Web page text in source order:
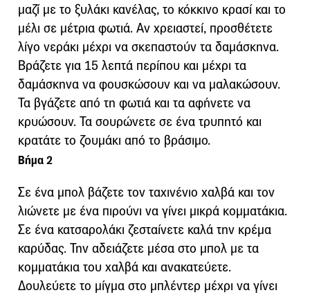
μαζί με το ξυλάκι κανέλας, το κόκκινο κρασί και το
μέλι σε μέτρια φωτιά. Αν χρειαστεί, προσθέτετε
λίγο νεράκι μέχρι να σκεπαστούν τα δαμάσκηνα.
Βράζετε για 15 λεπτά περίπου και μέχρι τα
δαμάσκηνα να φουσκώσουν και να μαλακώσουν.
Τα βγάζετε από τη φωτιά και τα αφήνετε να
κρυώσουν. Τα σουρώνετε σε ένα τρυπητό και
κρατάτε το ζουμάκι από το βράσιμο.
Βήμα 2
Σε ένα μπολ βάζετε τον ταχινένιο χαλβά και τον
λιώνετε με ένα πιρούνι να γίνει μικρά κομματάκια.
Σε ένα κατσαρολάκι ζεσταίνετε καλά την κρέμα
καρύδας. Την αδειάζετε μέσα στο μπολ με τα
κομματάκια του χαλβά και ανακατεύετε.
Δουλεύετε το μίγμα στο μπλέντερ μέχρι να γίνει